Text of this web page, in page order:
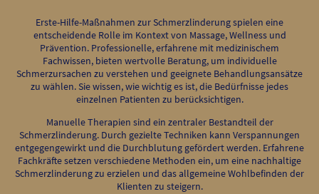
Erste-Hilfe-Maßnahmen zur Schmerzlinderung spielen eine
entscheidende Rolle im Kontext von Massage, Wellness und
Prävention. Professionelle, erfahrene mit medizinischem
Fachwissen, bieten wertvolle Beratung, um individuelle
Schmerzursachen zu verstehen und geeignete Behandlungsansätze
zu wählen. Sie wissen, wie wichtig es ist, die Bedürfnisse jedes
einzelnen Patienten zu berücksichtigen.
Manuelle Therapien sind ein zentraler Bestandteil der
Schmerzlinderung. Durch gezielte Techniken kann Verspannungen
entgegengewirkt und die Durchblutung gefördert werden. Erfahrene
Fachkräfte setzen verschiedene Methoden ein, um eine nachhaltige
Schmerzlinderung zu erzielen und das allgemeine Wohlbefinden der
Klienten zu steigern.